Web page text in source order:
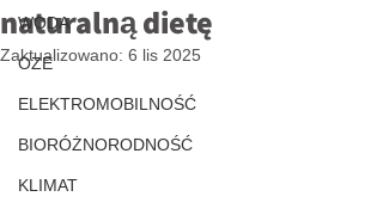
WODA
OZE
ELEKTROMOBILNOŚĆ
BIORÓŻNORODNOŚĆ
KLIMAT
naturalną dietę
Zaktualizowano: 6 lis 2025